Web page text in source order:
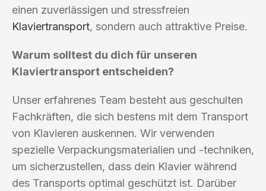
einen zuverlässigen und stressfreien
Klaviertransport, sondern auch attraktive Preise.
Warum solltest du dich für unseren
Klaviertransport entscheiden?
Unser erfahrenes Team besteht aus geschulten
Fachkräften, die sich bestens mit dem Transport
von Klavieren auskennen. Wir verwenden
spezielle Verpackungsmaterialien und -techniken,
um sicherzustellen, dass dein Klavier während
des Transports optimal geschützt ist. Darüber